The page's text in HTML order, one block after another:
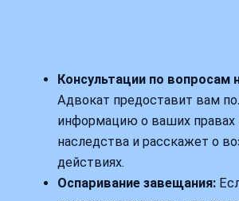
Консультации по вопросам
Адвокат предоставит вам
информацию о ваших правах
наследства и расскажет о
действиях.
Оспаривание завещания: